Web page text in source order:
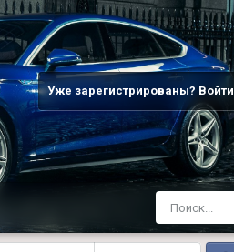
Уже зарегистрированы? Войти